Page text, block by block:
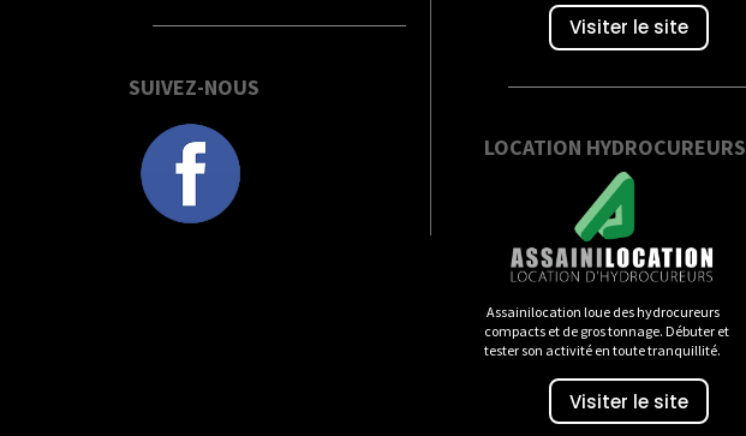
SUIVEZ-NOUS
Visiter le site
LOCATION HYDROCUREURS
Assainilocation loue des hydrocureurs
compacts et de gros tonnage. Débuter et
tester son activité en toute tranquillité.
Visiter le site